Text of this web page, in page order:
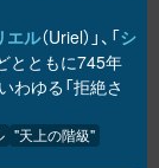
エル（Uriel）」、「シ
どとともに745年
わゆる「拒絶さ
"天上の階級"